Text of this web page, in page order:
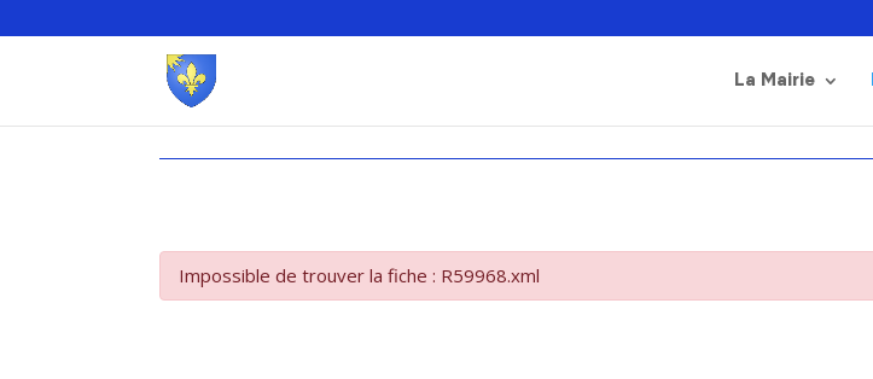
La Mairie
Impossible de trouver la fiche : R59968.xml